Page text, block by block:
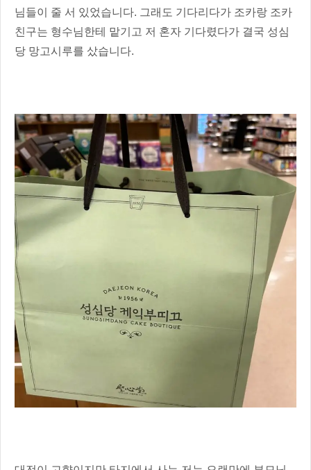
님들이 줄 서 있었습니다. 그래도 기다리다가 조카랑 조카
친구는 형수님한테 맡기고 저 혼자 기다렸다가 결국 성심
당 망고시루를 샀습니다.